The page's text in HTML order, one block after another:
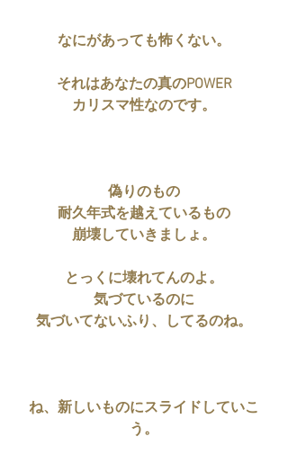
なにがあっても怖くない。
それはあなたの真のPOWER
カリスマ性なのです。
偽りのもの
耐久年式を越えているもの
崩壊していきましょ。
とっくに壊れてんのよ。
気づているのに
気づいてないふり、してるのね。
ね、新しいものにスライドしていこ
う。